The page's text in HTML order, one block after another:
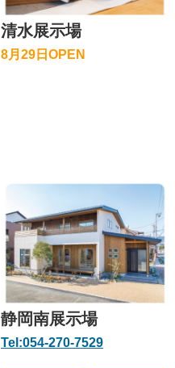
清水展示場
8月29日OPEN
静岡南展示場
Tel:054-270-7529